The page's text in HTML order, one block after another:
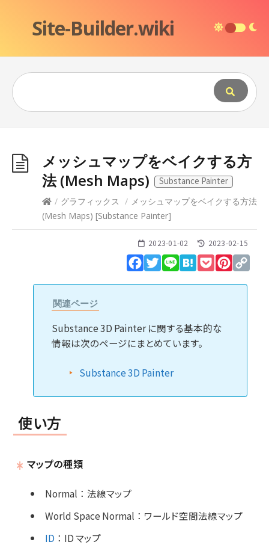
Site-Builder.wiki
メッシュマップをベイクする方
法 (Mesh Maps)
Substance Painter
/ グラフィックス / メッシュマップをベイクする方法
(Mesh Maps) [Substance Painter]
2023-01-02 2023-02-15
Facebook
Twitter
Line HatenaPocket
関連ページ
Substance 3D Painter に関する基本的な
情報は次のページにまとめています。
Substance 3D Painter
使い方
マップの種類
Normal ： 法線マップ
World Space Normal ： ワールド空間法線マップ
ID ： ID マップ